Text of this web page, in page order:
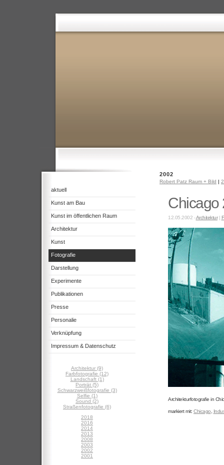
aktuell
Kunst am Bau
Kunst im öffentlichen Raum
Architektur
Kunst
Fotografie
Darstellung
Experimente
Publikationen
Presse
Personalie
Verknüpfung
Impressum & Datenschutz
Architektur (9)
Farbfotografie (12)
Landschaft (1)
Porträt (5)
Schwarzweißfotografie (3)
Selfie (1)
Sound (2)
Straßenfotografie (6)
2018
2016
2014
2013
2008
2003
2002
2001
2002
Robert Patz Raum + Bild |
Chicago
12.05.2002 -Architektur|
Architekturfotografie in
markiert mit: Chicago